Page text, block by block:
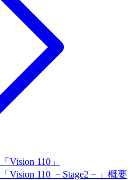
Vision 110」
Vision 110 －Stage2－」概要